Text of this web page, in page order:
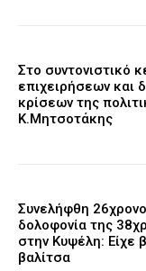
Στο συντονιστικό
επιχειρήσεων και
κρίσεων της
Κ.Μητσοτάκης
Συνελήφθη
δολοφονία της
στην Κυψέλη: Είχε
βαλίτσα